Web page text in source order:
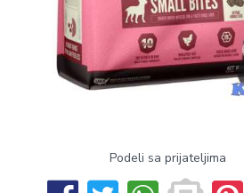
Podeli sa prijateljima